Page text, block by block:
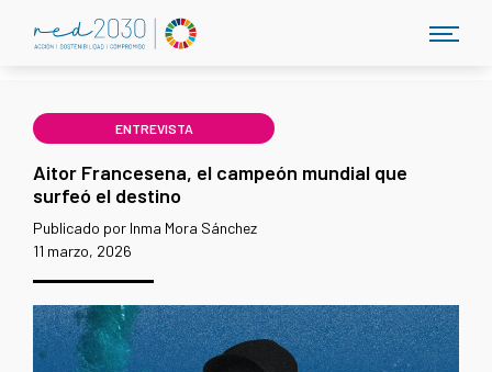
ENTREVISTA
Aitor Francesena, el campeón mundial que
surfeó el destino
Publicado por Inma Mora Sánchez
11 marzo, 2026